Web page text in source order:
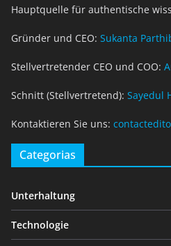
Hauptquelle für authentische
Gründer und CEO: Sukanta
Stellvertretender CEO und COO:
Schnitt (Stellvertretend): Sayedul
Kontaktieren Sie uns:
Categorias
Unterhaltung
Technologie